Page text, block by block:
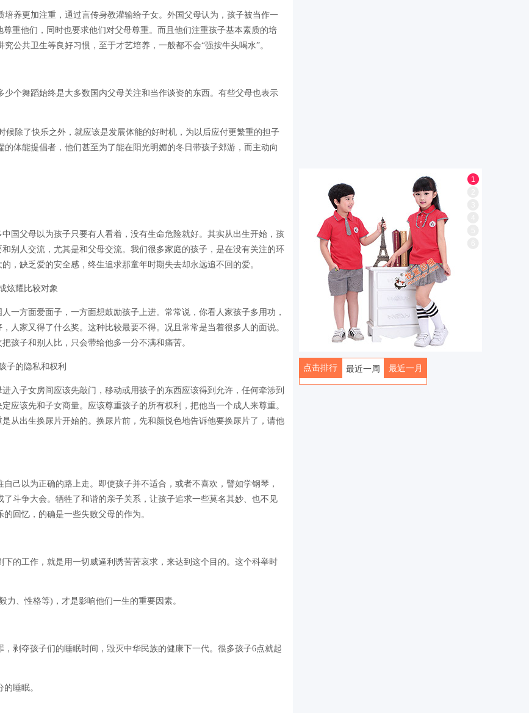
更加注重，通过言传身教灌输给子女。外国父母认为，孩子被当作一
重他们，同时也要求他们对父母尊重。而且他们注重孩子基本素质的培
公共卫生等良好习惯，至于才艺培养，一般都不会“强按牛头喝水”。
舞蹈始终是大多数国内父母关注和当作谈资的东西。有些父母也表示
除了快乐之外，就应该是发展体能的好时机，为以后应付更繁重的担子
体能提倡者，他们甚至为了能在阳光明媚的冬日带孩子郊游，而主动向
父母以为孩子只要有人看着，没有生命危险就好。其实从出生开始，孩
和别人交流，尤其是和父母交流。我们很多家庭的孩子，是在没有关注的环
，缺乏爱的安全感，终生追求那童年时期失去却永远追不回的爱。
炫耀比较对象
方面爱面子，一方面想鼓励孩子上进。常常说，你看人家孩子多用功，
，人家又得了什么奖。这种比较最要不得。况且常常是当着很多人的面说。
孩子和别人比，只会带给他多一分不满和痛苦。
子的隐私和权利
子女房间应该先敲门，移动或用孩子的东西应该得到允许，任何牵涉到
应该先和子女商量。应该尊重孩子的所有权利，把他当一个成人来尊重。
是从出生换尿片开始的。换尿片前，先和颜悦色地告诉他要换尿片了，请他
以为正确的路上走。即使孩子并不适合，或者不喜欢，譬如学钢琴，
斗争大会。牺牲了和谐的亲子关系，让孩子追求一些莫名其妙、也不见
回忆，的确是一些失败父母的作为。
工作，就是用一切威逼利诱苦苦哀求，来达到这个目的。这个科举时
、性格等)，才是影响他们一生的重要因素。
夺孩子们的睡眠时间，毁灭中华民族的健康下一代。很多孩子6点就起
睡眠。
1
点击排行 最近一周 最近一月